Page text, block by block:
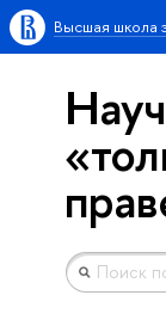
Высшая школа